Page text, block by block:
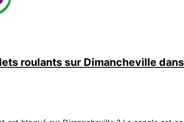
roulants sur Dimancheville